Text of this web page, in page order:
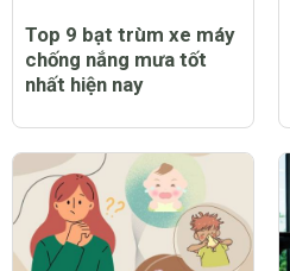
Top 9 bạt trùm xe máy
chống nắng mưa tốt
nhất hiện nay